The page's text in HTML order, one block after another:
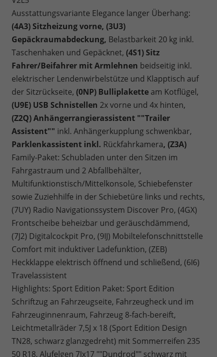
Ausstattungsvariante Elegance langer Überhang:
(4A3) Sitzheizung vorne, (3U3)
Gepäckraumabdeckung, Belastbarkeit 20 kg inkl.
Taschenhaken und Gepäcknet, (4S1) Sitz
Fahrer/Beifahrer mit Armlehnen beidseitig inkl.
elektrischer Lendenwirbelstütze und Klapptisch auf
der Sitzrückseite, (0NP) Bulliplakette am Kotflügel,
(U9E) USB Schnistellen 2x vorne und 4x hinten,
(Z2Q) Anhängerrangierassistent ""Trailer
Assistent"" inkl. Anhängerkupplung schwenkbar,
Parklenkassistent inkl. Rückfahrkamera, (Z3A)
Family-Paket: Schubladen unter den Sitzen im
Fahrgastraum und 2 Abfallbehälter,
Multifunktionstisch/Mittelkonsole, Schiebefenster
sowie Zuziehhilfe in der Schiebetüre links und rechts,
(7UY) Radio Navigationssystem Discover Pro, (4GX)
Frontscheibe beheizbar und geräuschdämmend,
(7J2) Digitalcockpit Pro, (9IJ) Mobiltelefonschnittstelle
Comfort mit induktiver Ladefunktion, (ZEB)
Heckklappe elektrisch öffnend und schließend, (6I6)
Travelassistent
Highlights: Sport Edition Paket: Sport Edition
Schriftzug an Fahrzeugseite, Fahrzeugheck und im
Fahrzeuginnenraum, Fahrzeug 8-fach-bereift,
Leichtmetallräder 7,5J x 18 (Sport Edition Design
TN28, schwarz glanzgedreht) mit Sommerreifen 235
50 R18, Alufelgen 7Jx17 ""Dundrod"" schwarz mit